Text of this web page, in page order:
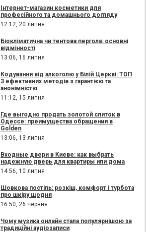
Інтернет-магазин косметики для
професійного та домашнього догляду
12:12, 20 липня
Біокліматична чи тентова пергола: основні
відмінності
13:06, 16 липня
Кодування від алкоголю у Білій Церкві: ТОП
3 ефективних методів з гарантією та
анонімністю
11:12, 15 липня
Где выгодно продать золотой слиток в
Одессе: преимущества обращения в
Golden
13:06, 13 липня
Входные двери в Киеве: как выбрать
надежную дверь для квартиры или дома
14:56, 10 липня
Шовкова постіль: розкіш, комфорт і турбота
про шкіру щодня
16:50, 26 червня
Чому музика онлайн стала популярнішою за
традиційні аудіозаписи